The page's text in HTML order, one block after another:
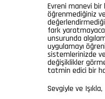
Evreni manevi bir
öğrenmediğiniz
fark
unsurunda
uygulamayı
sistemlerinizde
değişiklikler
tatmin edici bir
Sevgiyle ve Işıkla,